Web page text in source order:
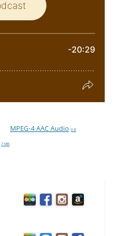
MPEG-4 AAC Audio 0 B
7 MB